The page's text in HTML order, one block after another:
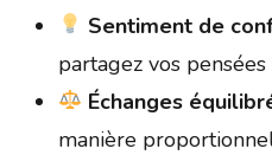
Sentiment de
partagez vos
Échanges
manière